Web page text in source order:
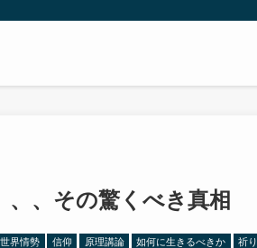
、、その驚くべき真相
世界情勢 信仰 原理講論 如何に生きるべきか 祈り